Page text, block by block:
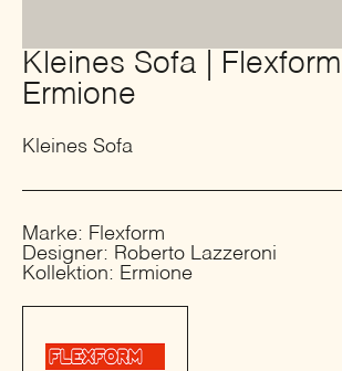
Kleines Sofa | Flexform |
Ermione
Kleines Sofa
Marke: Flexform
Designer: Roberto Lazzeroni
Kollektion: Ermione